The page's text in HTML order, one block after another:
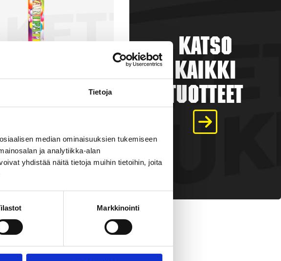
Tietoja
median ominaisuuksien tukemiseen
ja analytiikka-alan
yhdistää näitä tietoja muihin tietoihin, joita
Markkinointi
Väripatruuna
5,90€
Katso
kaikki
tuotteet